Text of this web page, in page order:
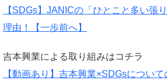
【SDGs】JANICの「ひとこと多い張
理由！【一歩前へ】
吉本興業による取り組みはコチラ
【動画あり】吉本興業×SDGsについ